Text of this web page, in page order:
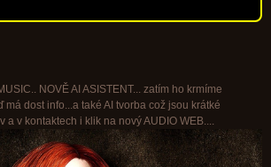
NOVĚ AI ASISTENT... zatím ho krmíme
má dost info...a také AI tvorba což jsou krátké
a v kontaktech i klik na nový AUDIO WEB....